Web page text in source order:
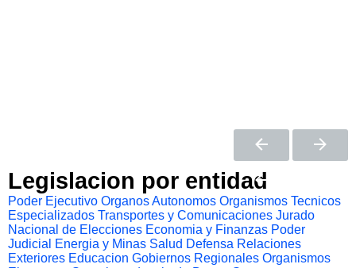
Legislacion por entidad
Poder Ejecutivo Organos Autonomos Organismos Tecnicos
Especializados Transportes y Comunicaciones Jurado
Nacional de Elecciones Economia y Finanzas Poder
Judicial
Energia y Minas Salud Defensa Relaciones
Exteriores Educacion Gobiernos Regionales Organismos